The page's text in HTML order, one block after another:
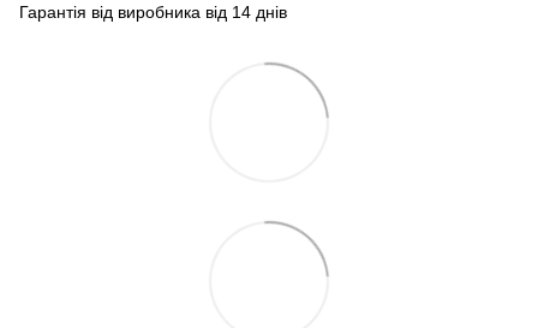
Гарантія від виробника від 14 днів